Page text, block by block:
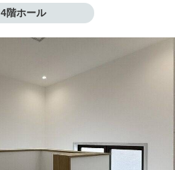
4階ホール